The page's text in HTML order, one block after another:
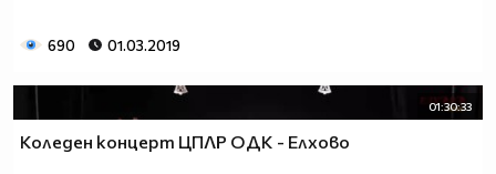
690 01.03.2019
01:30:33
Коледен концерт ЦПЛР ОДК - Елхово